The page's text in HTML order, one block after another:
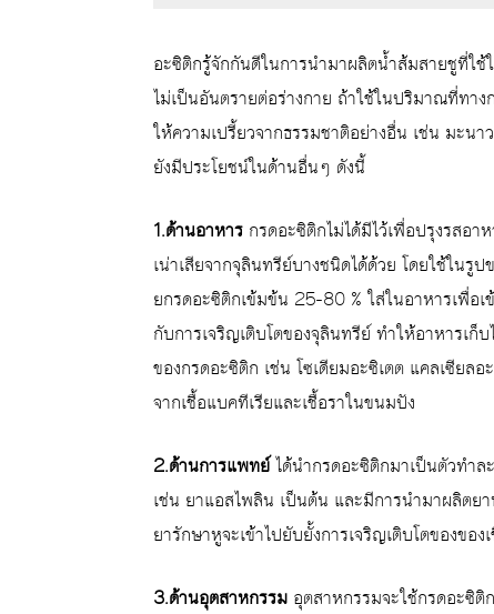
อะซิติกรู้จักกันดีในการนำมาผลิตน้ำส้มสายชูที่ใ
ไม่เป็นอันตรายต่อร่างกาย ถ้าใช้ในปริมาณที่ทา
ให้ความเปรี้ยวจากธรรมชาติอย่างอื่น เช่น มะน
ยังมีประโยชน์ในด้านอื่นๆ ดังนี้
1.ด้านอาหาร กรดอะซิติกไม่ได้มีไว้เพื่อปรุงรสอ
เน่าเสียจากจุลินทรีย์บางชนิดได้ด้วย โดยใช้ใน
ยกรดอะซิติกเข้มข้น 25-80 % ใส่ในอาหารเพื่อ
กับการเจริญเติบโตของจุลินทรีย์ ทำให้อาหารเ
ของกรดอะซิติก เช่น โซเดียมอะซิเตต แคลเซีย
จากเชื้อแบคทีเรียและเชื้อราในขนมปัง
2.ด้านการแพทย์ได้นำกรดอะซิติกมาเป็นตัวทำล
เช่น ยาแอสไพลิน เป็นต้น และมีการนำมาผลิต
ยารักษาหูจะเข้าไปยับยั้งการเจริญเติบโตของขอ
3.ด้านอุตสาหกรรม อุตสาหกรรมจะใช้กรดอะซิติ